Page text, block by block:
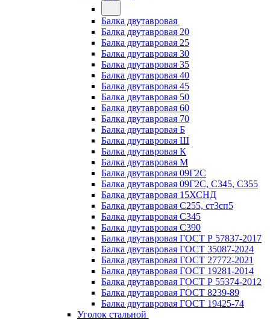
Балка двутавровая
Балка двутавровая 20
Балка двутавровая 25
Балка двутавровая 30
Балка двутавровая 35
Балка двутавровая 40
Балка двутавровая 45
Балка двутавровая 50
Балка двутавровая 60
Балка двутавровая 70
Балка двутавровая Б
Балка двутавровая Ш
Балка двутавровая К
Балка двутавровая М
Балка двутавровая 09Г2С
Балка двутавровая 09Г2С, С345, С355
Балка двутавровая 15ХСНД
Балка двутавровая С255, ст3сп5
Балка двутавровая С345
Балка двутавровая С390
Балка двутавровая ГОСТ Р 57837-2017
Балка двутавровая ГОСТ 35087-2024
Балка двутавровая ГОСТ 27772-2021
Балка двутавровая ГОСТ 19281-2014
Балка двутавровая ГОСТ Р 55374-2012
Балка двутавровая ГОСТ 8239-89
Балка двутавровая ГОСТ 19425-74
Уголок стальной